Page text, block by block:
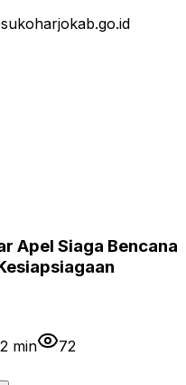
Apel Siaga Bencana
2 min
72